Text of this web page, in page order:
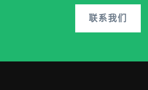
联系我们